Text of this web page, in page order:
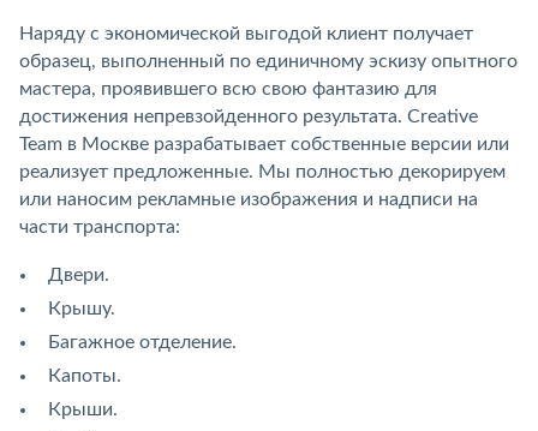
Наряду с экономической выгодой клиент получает
образец, выполненный по единичному эскизу опытного
мастера, проявившего всю свою фантазию для
достижения непревзойденного результата. Creative
Team в Москве разрабатывает собственные версии или
реализует предложенные. Мы полностью декорируем
или наносим рекламные изображения и надписи на
части транспорта:
Двери.
Крышу.
Багажное отделение.
Капоты.
Крыши.